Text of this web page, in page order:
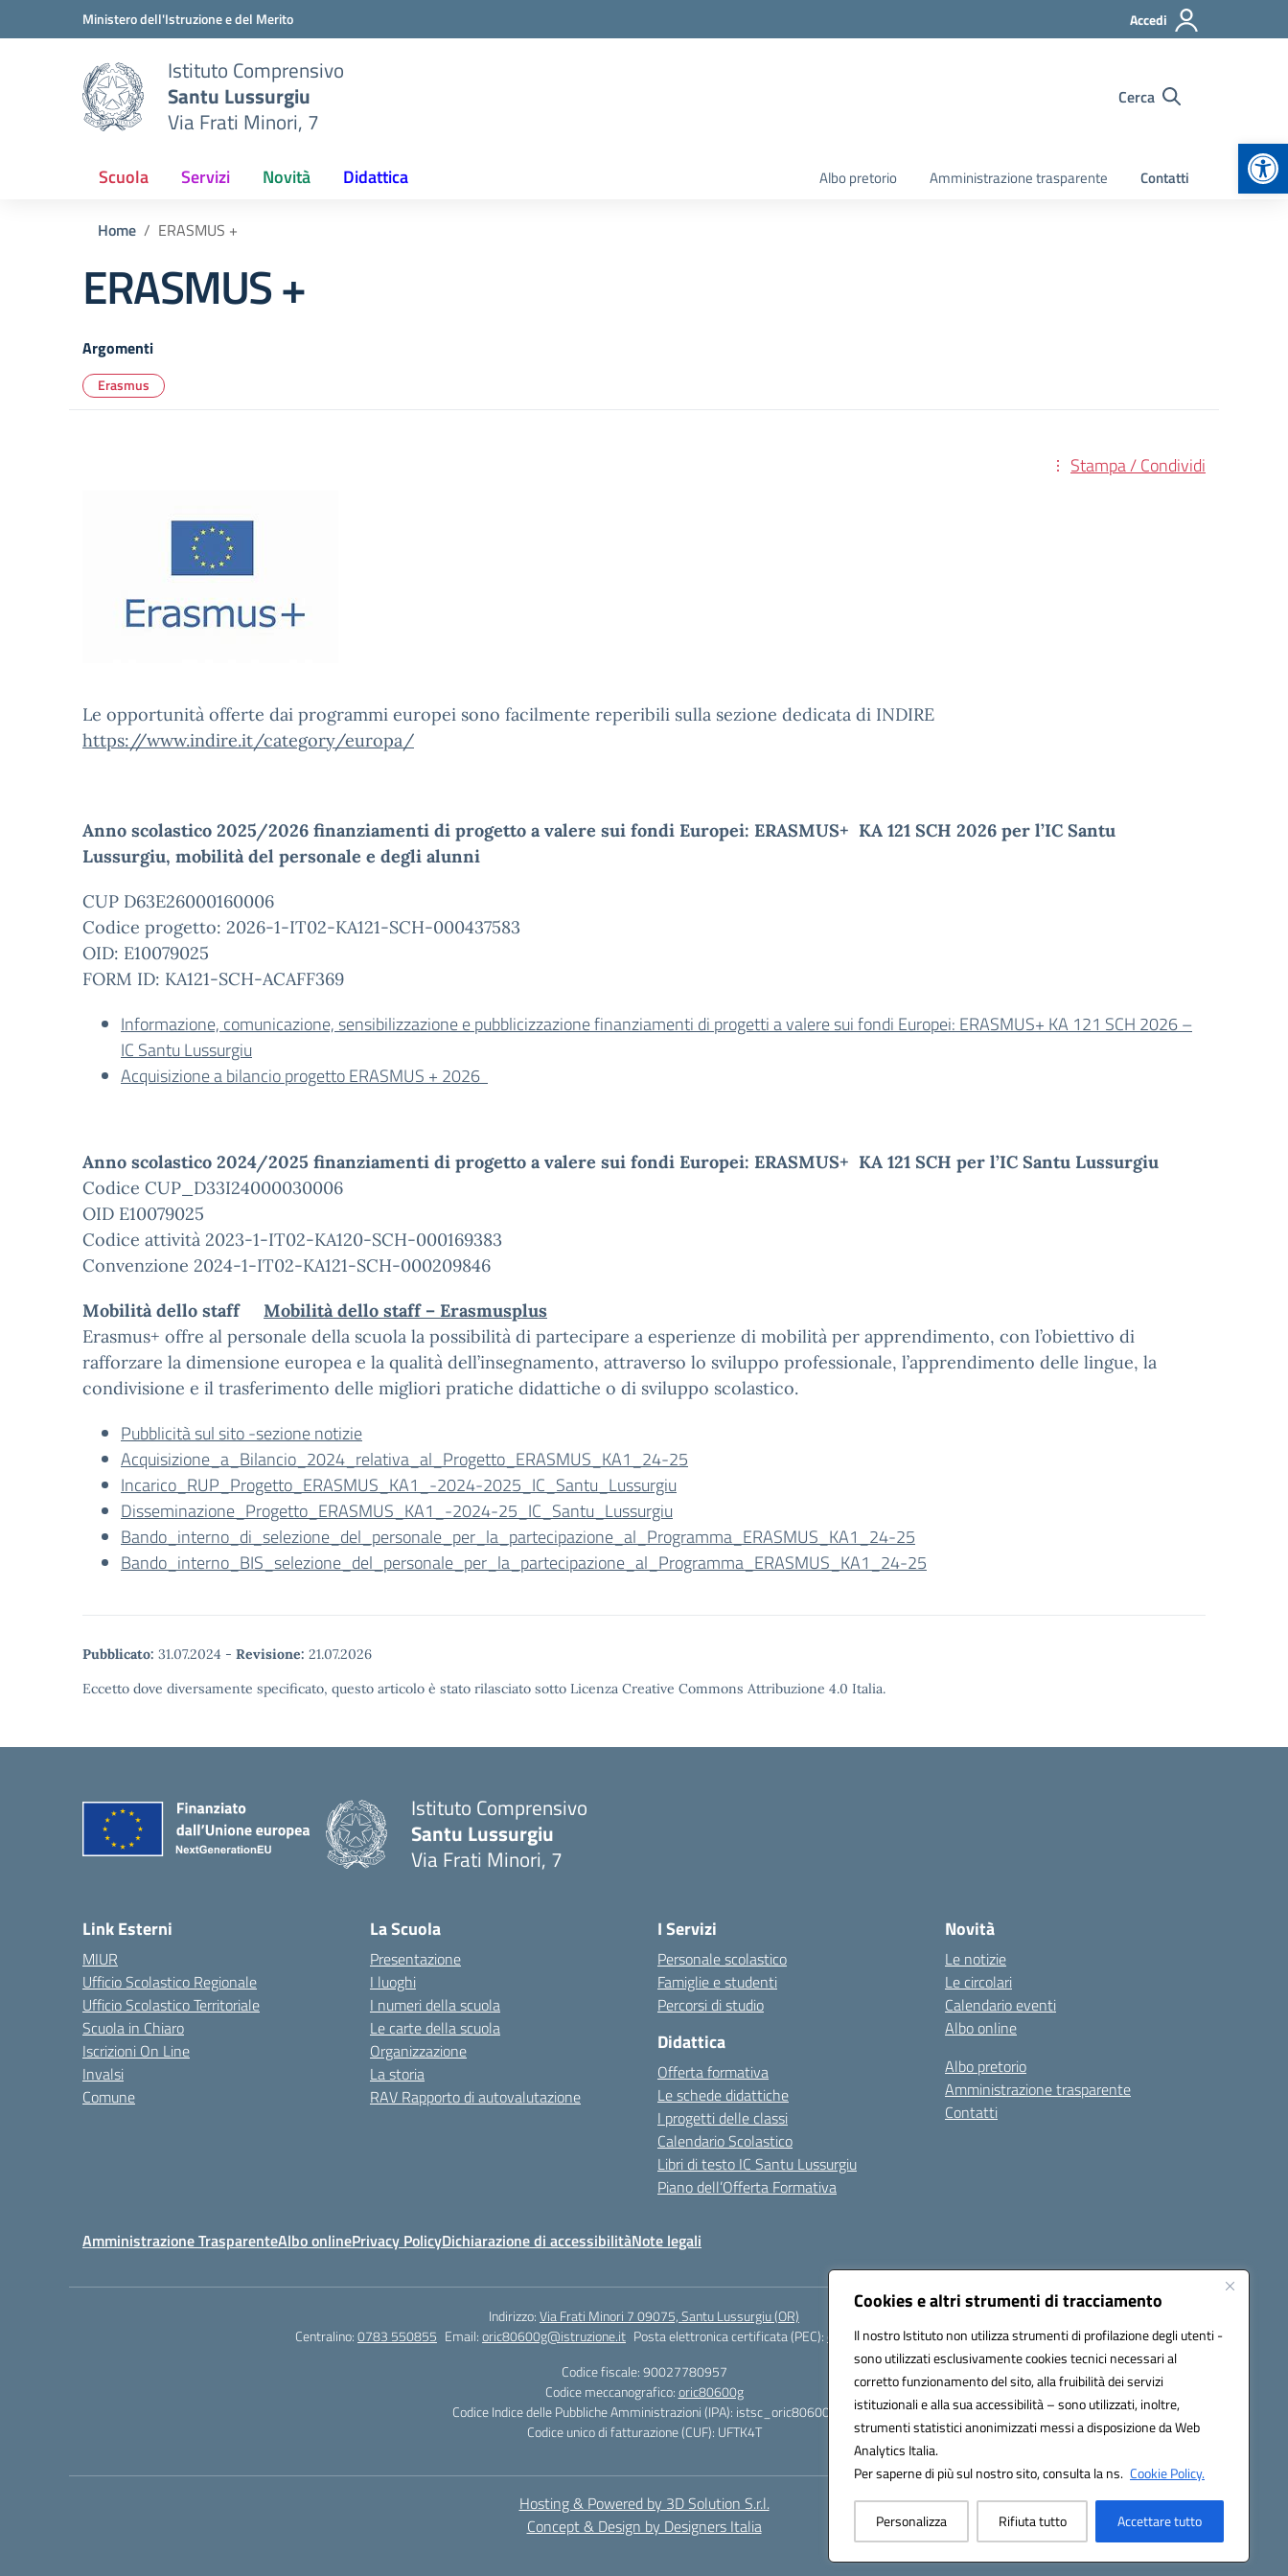
Cookies e altri strumenti di tracciamento
Il nostro Istituto non utilizza strumenti di profilazione degli utenti -
sono utilizzati esclusivamente cookies tecnici necessari al
corretto funzionamento del sito, alla fruibilità dei servizi
istituzionali e alla sua accessibilità – sono utilizzati, inoltre,
strumenti statistici anonimizzati messi a disposizione da Web
Analytics Italia.
Per saperne di più sul nostro sito, consulta la ns. Cookie Policy.
Personalizza Rifiuta tutto Accettare tutto
Vai ai contenuti
Vai al menu di navigazioneMinistero dell'Istruzione e del Merito Accedi
Istituto Comprensivo
Santu Lussurgiu
Via Frati Minori, 7
Cerca
Scuola Servizi Novità Didattica Albo pretorio Amministrazione trasparente Contatti
Home ERASMUS +
ERASMUS +
Argomenti
Erasmus
Stampa / Condividi
Le opportunità offerte dai programmi europei sono facilmente reperibili sulla sezione dedicata di INDIRE
https://www.indire.it/category/europa/
Anno scolastico 2025/2026 finanziamenti di progetto a valere sui fondi Europei: ERASMUS+ KA 121 SCH 2026 per l’IC Santu
Lussurgiu, mobilità del personale e degli alunni
CUP D63E26000160006
Codice progetto: 2026-1-IT02-KA121-SCH-000437583
OID: E10079025
FORM ID: KA121-SCH-ACAFF369
Informazione, comunicazione, sensibilizzazione e pubblicizzazione finanziamenti di progetti a valere sui fondi Europei: ERASMUS+ KA 121 SCH 2026 –
IC Santu Lussurgiu
Acquisizione a bilancio progetto ERASMUS + 2026
Anno scolastico 2024/2025 finanziamenti di progetto a valere sui fondi Europei: ERASMUS+ KA 121 SCH per l’IC Santu Lussurgiu
Codice CUP_D33I24000030006
OID E10079025
Codice attività 2023-1-IT02-KA120-SCH-000169383
Convenzione 2024-1-IT02-KA121-SCH-000209846
Mobilità dello staff Mobilità dello staff – Erasmusplus
Erasmus+ offre al personale della scuola la possibilità di partecipare a esperienze di mobilità per apprendimento, con l’obiettivo di
rafforzare la dimensione europea e la qualità dell’insegnamento, attraverso lo sviluppo professionale, l’apprendimento delle lingue, la
condivisione e il trasferimento delle migliori pratiche didattiche o di sviluppo scolastico.
Pubblicità sul sito -sezione notizie
Acquisizione_a_Bilancio_2024_relativa_al_Progetto_ERASMUS_KA1_24-25
Incarico_RUP_Progetto_ERASMUS_KA1_-2024-2025_IC_Santu_Lussurgiu
Disseminazione_Progetto_ERASMUS_KA1_-2024-25_IC_Santu_Lussurgiu
Bando_interno_di_selezione_del_personale_per_la_partecipazione_al_Programma_ERASMUS_KA1_24-25
Bando_interno_BIS_selezione_del_personale_per_la_partecipazione_al_Programma_ERASMUS_KA1_24-25
Pubblicato: 31.07.2024 - Revisione: 21.07.2026
Eccetto dove diversamente specificato, questo articolo è stato rilasciato sotto Licenza Creative Commons Attribuzione 4.0 Italia.
Istituto Comprensivo
Santu Lussurgiu
Via Frati Minori, 7
Link Esterni
MIUR
Ufficio Scolastico Regionale
Ufficio Scolastico Territoriale
Scuola in Chiaro
Iscrizioni On Line
Invalsi
Comune
La Scuola
Presentazione
I luoghi
I numeri della scuola
Le carte della scuola
Organizzazione
La storia
RAV Rapporto di autovalutazione
I Servizi
Personale scolastico
Famiglie e studenti
Percorsi di studio
Didattica
Offerta formativa
Le schede didattiche
I progetti delle classi
Calendario Scolastico
Libri di testo IC Santu Lussurgiu
Piano dell’Offerta Formativa
Novità
Le notizie
Le circolari
Calendario eventi
Albo online
Albo pretorio
Amministrazione trasparente
Contatti
Amministrazione TrasparenteAlbo onlinePrivacy PolicyDichiarazione di accessibilitàNote legali
Indirizzo:Via Frati Minori 7 09075, Santu Lussurgiu (OR)
Centralino:0783 550855 Email:oric80600g@istruzione.it Posta elettronica certificata (PEC):oric80600g@pec.istruzione.it
Codice fiscale: 90027780957
Codice meccanografico:oric80600g
Codice Indice delle Pubbliche Amministrazioni (IPA): istsc_oric80600g
Codice unico di fatturazione (CUF): UFTK4T
Hosting & Powered by 3D Solution S.r.l.
Concept & Design by Designers Italia